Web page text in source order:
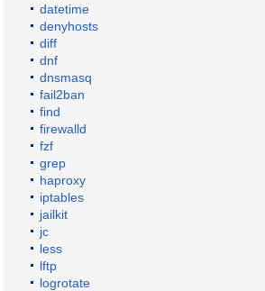
datetime
denyhosts
diff
dnf
dnsmasq
fail2ban
find
firewalld
fzf
grep
haproxy
iptables
jailkit
jc
less
lftp
logrotate